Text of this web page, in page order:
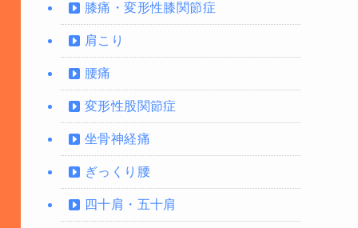
膝痛・変形性膝関節症
肩こり
腰痛
変形性股関節症
坐骨神経痛
ぎっくり腰
四十肩・五十肩